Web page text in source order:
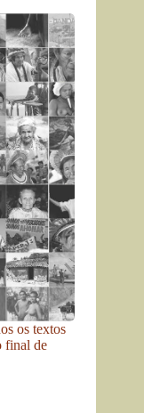
os textos
final de